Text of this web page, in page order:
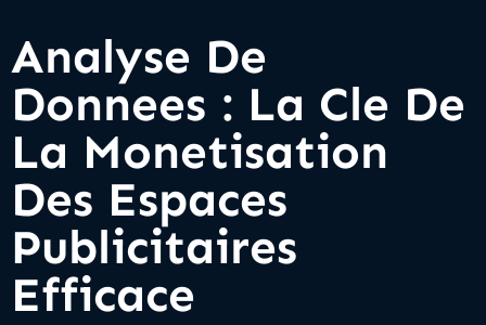
Analyse De
Donnees : La Cle De
La Monetisation
Des Espaces
Publicitaires
Efficace